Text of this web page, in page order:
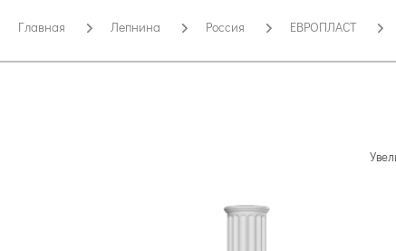
Главная Лепнина Россия ЕВРОПЛАСТ